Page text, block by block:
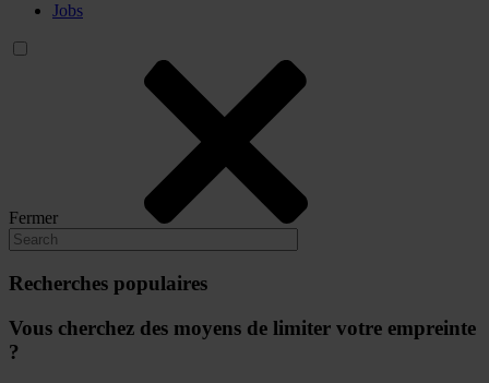
Jobs
Fermer
Recherches populaires
Vous cherchez des moyens de limiter votre empreinte
?